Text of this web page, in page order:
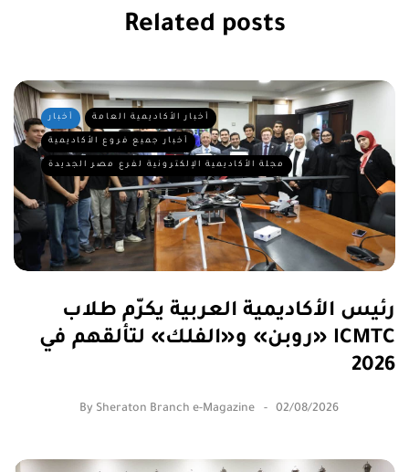
Related posts
أخبار أخبار الأكاديمية العامة
أخبار جميع فروع الأكاديمية
مجلة الأكاديمية الإلكترونية لفرع مصر الجديدة
رئيس الأكاديمية العربية يكرّم طلاب
«روبن» و«الفلك» لتألقهم في ICMTC
2026
By Sheraton Branch e-Magazine 02/08/2026